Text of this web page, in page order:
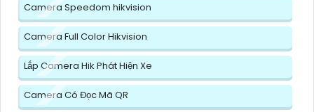
Camera Speedom hikvision
Camera Full Color Hikvision
Lắp Camera Hik Phát Hiện Xe
Camera Có Đọc Mã QR